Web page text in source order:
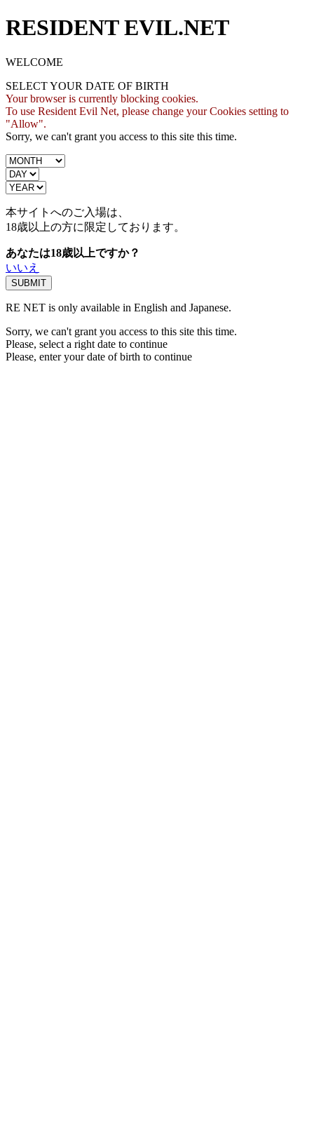
RESIDENT EVIL.NET
WELCOME
SELECT YOUR DATE OF BIRTH
Your browser is currently blocking cookies.
To use Resident Evil Net, please change your Cookies setting to
"Allow".
Sorry, we can't grant you access to this site this time.
本サイトへのご入場は、
18歳以上の方に限定しております。
あなたは18歳以上ですか？
いいえ
RE NET is only available in English and Japanese.
Sorry, we can't grant you access to this site this time.
Please, select a right date to continue
Please, enter your date of birth to continue